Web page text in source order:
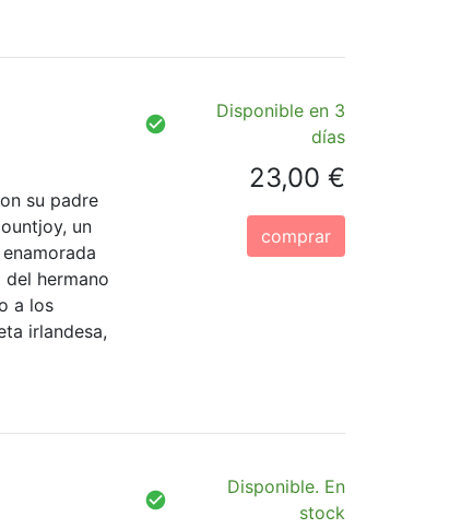
su padre
un
hermano
a los
irlandesa,
Disponible en 3
días
23,00 €
comprar
Disponible. En
stock